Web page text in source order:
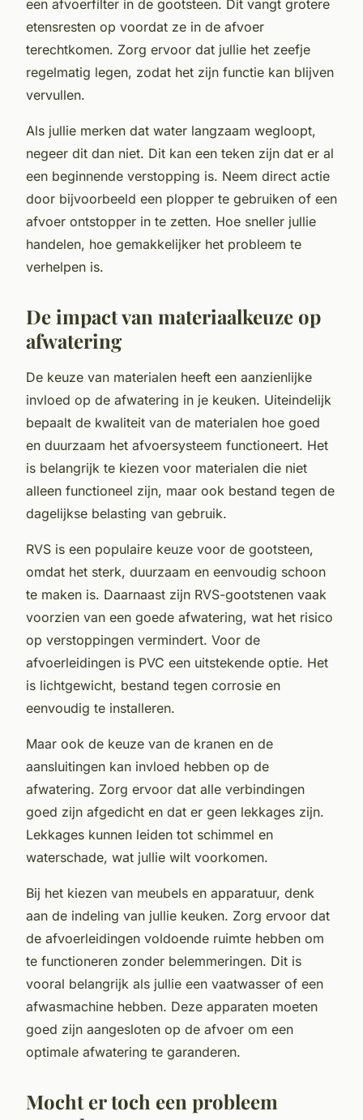
een afvoerfilter in de gootsteen. Dit vangt grotere
etensresten op voordat ze in de afvoer
terechtkomen. Zorg ervoor dat jullie het zeefje
regelmatig legen, zodat het zijn functie kan blijven
vervullen.
Als jullie merken dat water langzaam wegloopt,
negeer dit dan niet. Dit kan een teken zijn dat er al
een beginnende verstopping is. Neem direct actie
door bijvoorbeeld een plopper te gebruiken of een
afvoer ontstopper in te zetten. Hoe sneller jullie
handelen, hoe gemakkelijker het probleem te
verhelpen is.
De impact van materiaalkeuze op
afwatering
De keuze van materialen heeft een aanzienlijke
invloed op de afwatering in je keuken. Uiteindelijk
bepaalt de kwaliteit van de materialen hoe goed
en duurzaam het afvoersysteem functioneert. Het
is belangrijk te kiezen voor materialen die niet
alleen functioneel zijn, maar ook bestand tegen de
dagelijkse belasting van gebruik.
RVS is een populaire keuze voor de gootsteen,
omdat het sterk, duurzaam en eenvoudig schoon
te maken is. Daarnaast zijn RVS-gootstenen vaak
voorzien van een goede afwatering, wat het risico
op verstoppingen vermindert. Voor de
afvoerleidingen is PVC een uitstekende optie. Het
is lichtgewicht, bestand tegen corrosie en
eenvoudig te installeren.
Maar ook de keuze van de kranen en de
aansluitingen kan invloed hebben op de
afwatering. Zorg ervoor dat alle verbindingen
goed zijn afgedicht en dat er geen lekkages zijn.
Lekkages kunnen leiden tot schimmel en
waterschade, wat jullie wilt voorkomen.
Bij het kiezen van meubels en apparatuur, denk
aan de indeling van jullie keuken. Zorg ervoor dat
de afvoerleidingen voldoende ruimte hebben om
te functioneren zonder belemmeringen. Dit is
vooral belangrijk als jullie een vaatwasser of een
afwasmachine hebben. Deze apparaten moeten
goed zijn aangesloten op de afvoer om een
optimale afwatering te garanderen.
Mocht er toch een probleem